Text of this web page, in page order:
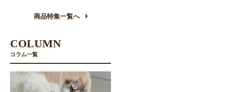
商品特集一覧へ
COLUMN
コラム一覧